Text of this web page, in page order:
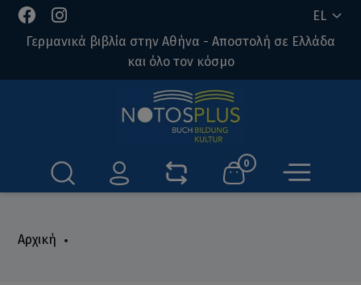
EL
Γερμανικά βιβλία στην Αθήνα - Αποστολή σε Ελλάδα
και όλο τον κόσμο
0
Αρχική